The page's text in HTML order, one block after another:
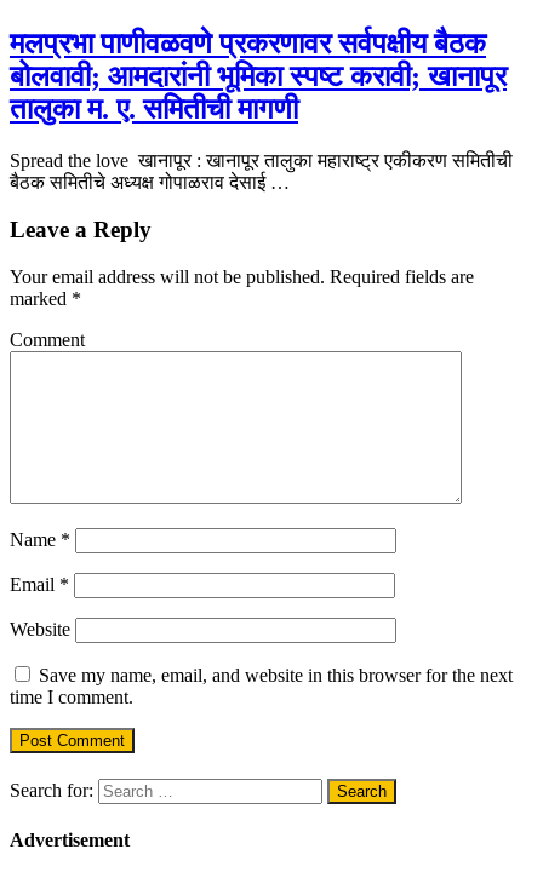
मलप्रभा पाणीवळवणे प्रकरणावर सर्वपक्षीय बैठक
बोलवावी; आमदारांनी भूमिका स्पष्ट करावी; खानापूर
तालुका म. ए. समितीची मागणी
Spread the love खानापूर : खानापूर तालुका महाराष्ट्र एकीकरण समितीची
बैठक समितीचे अध्यक्ष गोपाळराव देसाई …
Leave a Reply
Your email address will not be published. Required fields are
marked *
Comment
Name *
Email *
Website
Save my name, email, and website in this browser for the next
time I comment.
Search for:
Advertisement